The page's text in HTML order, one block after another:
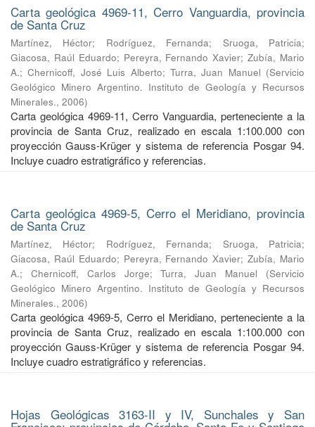
Carta geológica 4969-11, Cerro Vanguardia, provincia
de Santa Cruz
Martínez, Héctor; Rodríguez, Fernanda; Sruoga, Patricia;
Giacosa, Raúl Eduardo; Pereyra, Fernando Xavier;Zubía, Mario
A.;Chernicoff, José Luis Alberto; Turra, Juan Manuel (Servicio
Geológico Minero Argentino. Instituto de Geología y Recursos
Minerales., 2006)
Carta geológica 4969-11, Cerro Vanguardia, perteneciente a la
provincia de Santa Cruz, realizado en escala 1:100.000 con
proyección Gauss-Krüger y sistema de referencia Posgar 94.
Incluye cuadro estratigráfico y referencias.
Carta geológica 4969-5, Cerro el Meridiano, provincia
de Santa Cruz
Martínez, Héctor; Rodríguez, Fernanda; Sruoga, Patricia;
Giacosa, Raúl Eduardo; Pereyra, Fernando Xavier;Zubía, Mario
A.; Chernicoff, Carlos Jorge;Turra, Juan Manuel (Servicio
Geológico Minero Argentino. Instituto de Geología y Recursos
Minerales., 2006)
Carta geológica 4969-5, Cerro el Meridiano, perteneciente a la
provincia de Santa Cruz, realizado en escala 1:100.000 con
proyección Gauss-Krüger y sistema de referencia Posgar 94.
Incluye cuadro estratigráfico y referencias.
Hojas Geológicas 3163-II y IV, Sunchales y San